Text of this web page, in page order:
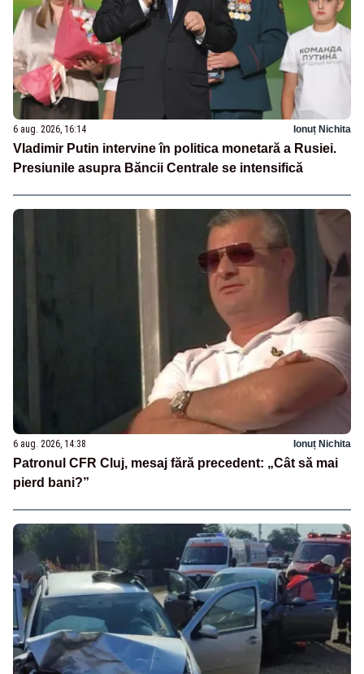
6 aug. 2026, 16:14 Ionuț Nichita
Vladimir Putin intervine în politica monetară a Rusiei.
Presiunile asupra Băncii Centrale se intensifică
6 aug. 2026, 14:38 Ionuț Nichita
Patronul CFR Cluj, mesaj fără precedent: „Cât să mai
pierd bani?”